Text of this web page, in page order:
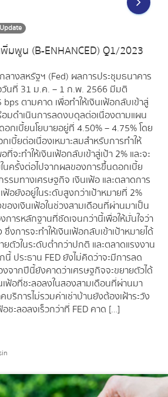
มพูน (B-ENHANCED) Q1/2023
างสหรัฐฯ (Fed) ผลการประชุมธนาคาร
วันที่ 31 ม.ค. – 1 ก.พ. 2566 มีมติ
ตามคาด เพื่อทำให้เงินเฟ้อกลับเข้าสู่
อมดำเนินการลดงบดุลต่อเนื่องตามแผน
กเบี้ยนโยบายอยู่ที่ 4.50% – 4.75% โดย
บี้ยต่อเนื่องเหมาะสมสำหรับการทำให้
จะทำให้เงินเฟ้อกลับเข้าสู่เป้า 2% และจะ
นครั้งต่อไปจากผลของการขึ้นดอกเบี้ย
มทางเศรษฐกิจ เงินเฟ้อ และตลาดการ
เฟ้อยังอยู่ในระดับสูงกว่าเป้าหมายที่ 2%
องเงินเฟ้อในช่วงสามเดือนที่ผ่านมาเป็น
การหลักฐานที่ชัดเจนกว่านี้เพื่อให้มั่นใจว่า
งการจะทำให้เงินเฟ้อกลับเข้าเป้าหมายได้
ยตัวในระดับต่ำกว่าปกติ และตลาดแรงงาน
ประธาน FED ยังไม่คิดว่าจะมีการลด
จากปีนี้ยังคาดว่าเศรษฐกิจจะขยายตัวได้
ฟ้อที่ชะลอลงในสองสามเดือนที่ผ่านมา
บริการไม่รวมค่าเช่าบ้านยังต้องเฝ้าระวัง
ชะลอลงเร็วกว่าที่ FED คาด […]